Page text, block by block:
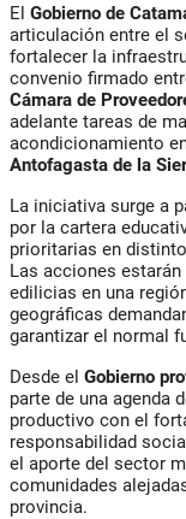
El Gobierno de
articulación entre el
fortalecer la
convenio firmado
Cámara de
adelante tareas de
acondicionamiento
Antofagasta de la
La iniciativa surge a
por la cartera
prioritarias en
Las acciones
edilicias en una
geográficas
garantizar el normal
Desde el Gobierno
parte de una agenda
productivo con el
responsabilidad
el aporte del sector
comunidades
provincia.